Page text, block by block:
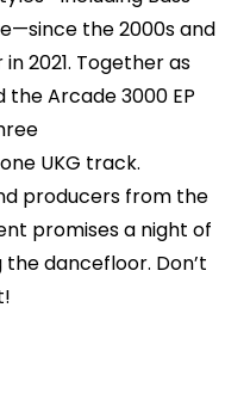
the 2000s and
2021. Together as
the Arcade 3000 EP
UKG track.
producers from the
promises a night of
dancefloor. Don’t